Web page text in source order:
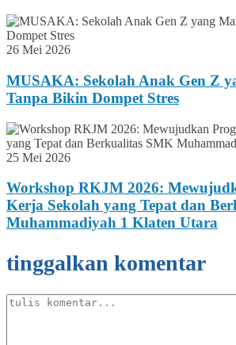
26 Mei 2026
MUSAKA: Sekolah Anak Gen Z
Tanpa Bikin Dompet Stres
25 Mei 2026
Workshop RKJM 2026:
Kerja Sekolah yang Tepat dan
Muhammadiyah 1 Klaten Utara
tinggalkan komentar